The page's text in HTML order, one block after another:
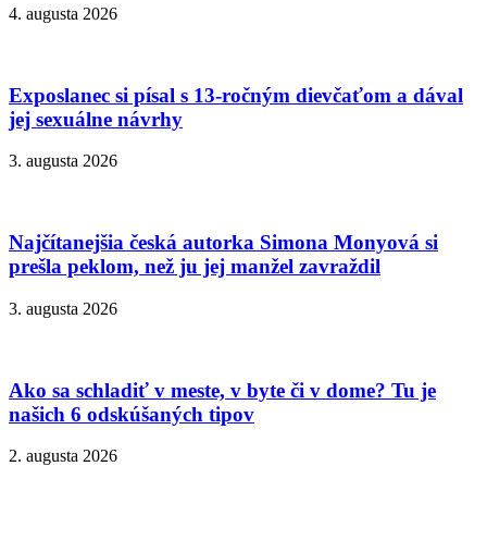
4. augusta 2026
Exposlanec si písal s 13-ročným dievčaťom a dával
jej sexuálne návrhy
3. augusta 2026
Najčítanejšia česká autorka Simona Monyová si
prešla peklom, než ju jej manžel zavraždil
3. augusta 2026
Ako sa schladiť v meste, v byte či v dome? Tu je
našich 6 odskúšaných tipov
2. augusta 2026